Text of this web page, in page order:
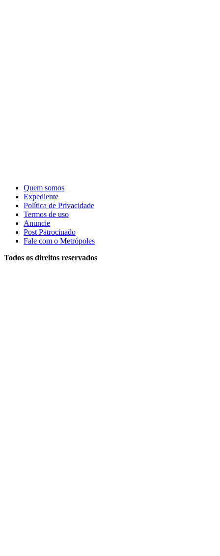
Quem somos
Expediente
Política de Privacidade
Termos de uso
Anuncie
Post Patrocinado
Fale com o Metrópoles
Todos os direitos reservados